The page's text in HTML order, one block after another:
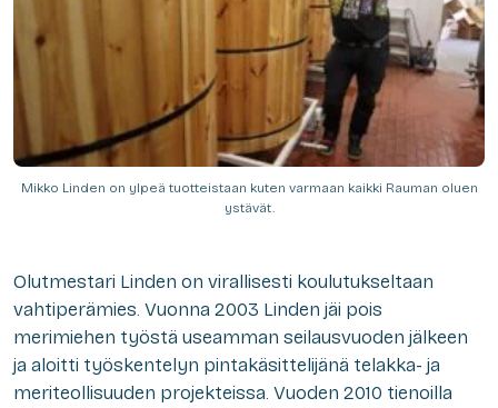
Mikko Linden on ylpeä tuotteistaan kuten varmaan kaikki Rauman oluen
ystävät.
Olutmestari Linden on virallisesti koulutukseltaan
vahtiperämies. Vuonna 2003 Linden jäi pois
merimiehen työstä useamman seilausvuoden jälkeen
ja aloitti työskentelyn pintakäsittelijänä telakka- ja
meriteollisuuden projekteissa. Vuoden 2010 tienoilla